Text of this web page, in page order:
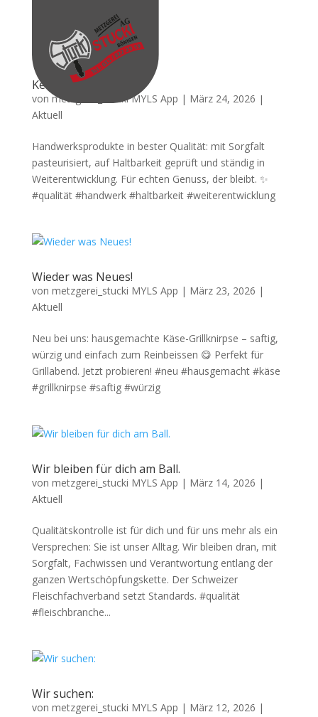
Keine Kompromisse.
vonmetzgerei_stucki MYLS App | März 24, 2026 |
Aktuell
Handwerksprodukte in bester Qualität: mit Sorgfalt
pasteurisiert, auf Haltbarkeit geprüft und ständig in
Weiterentwicklung. Für echten Genuss, der bleibt. ✨
#qualität #handwerk #haltbarkeit #weiterentwicklung
Wieder was Neues!
von metzgerei_stucki MYLS App | März 23, 2026 |
Aktuell
Neu bei uns: hausgemachte Käse-Grillknirpse – saftig,
würzig und einfach zum Reinbeissen 😋 Perfekt für
Grillabend. Jetzt probieren! #neu #hausgemacht #käse
#grillknirpse #saftig #würzig
Wir bleiben für dich am Ball.
von metzgerei_stucki MYLS App | März 14, 2026 |
Aktuell
Qualitätskontrolle ist für dich und für uns mehr als ein
Versprechen: Sie ist unser Alltag. Wir bleiben dran, mit
Sorgfalt, Fachwissen und Verantwortung entlang der
ganzen Wertschöpfungskette. Der Schweizer
Fleischfachverband setzt Standards. #qualität
#fleischbranche...
Wir suchen:
von metzgerei_stucki MYLS App | März 12, 2026 |